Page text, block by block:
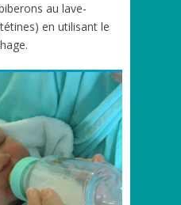
au lave-
en utilisant le